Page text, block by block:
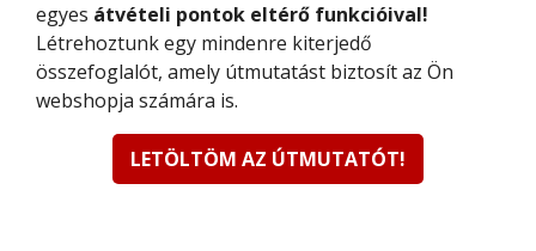
egyes átvételi pontok eltérő funkcióival!
Létrehoztunk egy mindenre kiterjedő
összefoglalót, amely útmutatást biztosít az Ön
webshopja számára is.
LETÖLTÖM AZ ÚTMUTATÓT!